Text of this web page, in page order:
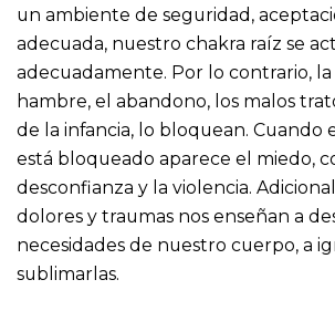
un ambiente de seguridad,
adecuada, nuestro chakra raíz se
adecuadamente. Por lo contrario, la
hambre, el abandono, los malos
de la infancia, lo bloquean. Cuando
está bloqueado aparece el miedo,
desconfianza y la violencia.
dolores y traumas nos enseñan a
necesidades de nuestro cuerpo, a
sublimarlas.